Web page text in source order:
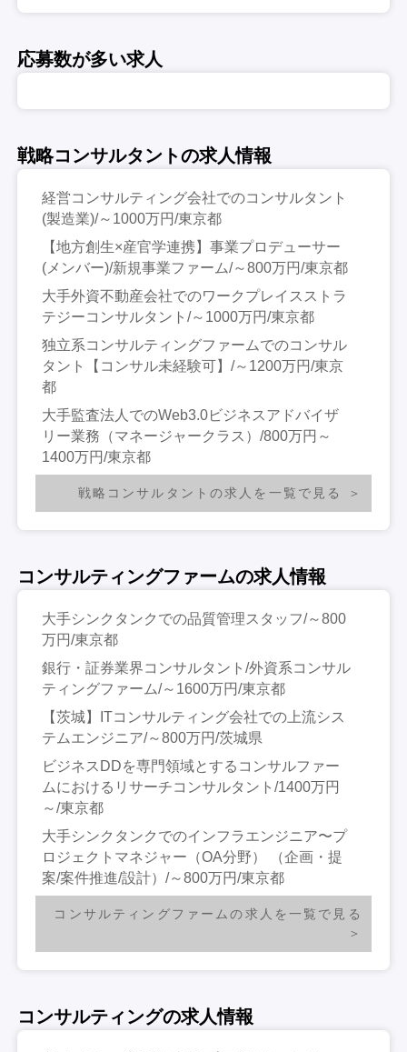
応募数が多い求人
戦略コンサルタントの求人情報
経営コンサルティング会社でのコンサルタント
(製造業)/～1000万円/東京都
【地方創生×産官学連携】事業プロデューサー
(メンバー)/新規事業ファーム/～800万円/東京都
大手外資不動産会社でのワークプレイスストラ
テジーコンサルタント/～1000万円/東京都
独立系コンサルティングファームでのコンサル
タント【コンサル未経験可】/～1200万円/東京
都
大手監査法人でのWeb3.0ビジネスアドバイザ
リー業務（マネージャークラス）/800万円～
1400万円/東京都
戦略コンサルタントの求人を一覧で見る
コンサルティングファームの求人情報
大手シンクタンクでの品質管理スタッフ/～800
万円/東京都
銀行・証券業界コンサルタント/外資系コンサル
ティングファーム/～1600万円/東京都
【茨城】ITコンサルティング会社での上流シス
テムエンジニア/～800万円/茨城県
ビジネスDDを専門領域とするコンサルファー
ムにおけるリサーチコンサルタント/1400万円
～/東京都
大手シンクタンクでのインフラエンジニア〜プ
ロジェクトマネジャー（OA分野） （企画・提
案/案件推進/設計）/～800万円/東京都
コンサルティングファームの求人を一覧で見る
コンサルティングの求人情報